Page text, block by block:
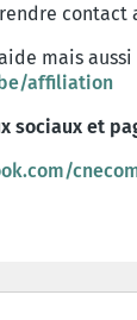
mais
affiliation
sociaux et